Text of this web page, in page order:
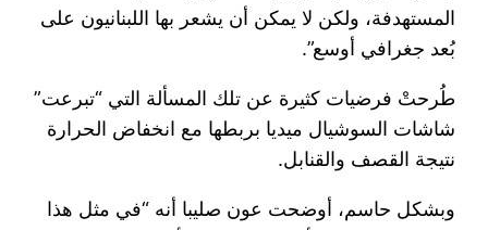
المستهدفة، ولكن لا يمكن أن يشعر بها اللبنانيون على
بُعد جغرافي أوسع”.
طُرحتْ فرضيات كثيرة عن تلك المسألة التي “تبرعت”
شاشات السوشيال ميديا بربطها مع انخفاض الحرارة
نتيجة القصف والقنابل.
وبشكل حاسم، أوضحت عون صليبا أنه “في مثل هذا